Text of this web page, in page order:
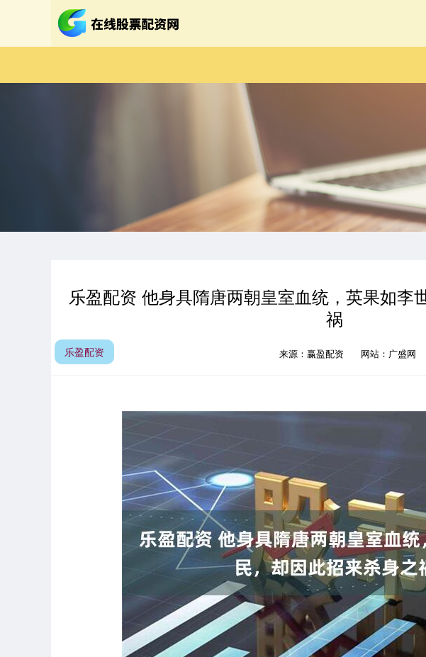
乐盈配资 他身具隋唐两朝皇室血统，英果如李
祸
乐盈配资 来源：赢盈配资 网站：广盛网
深证成指 14311.01 200.89 1.42% 沪深